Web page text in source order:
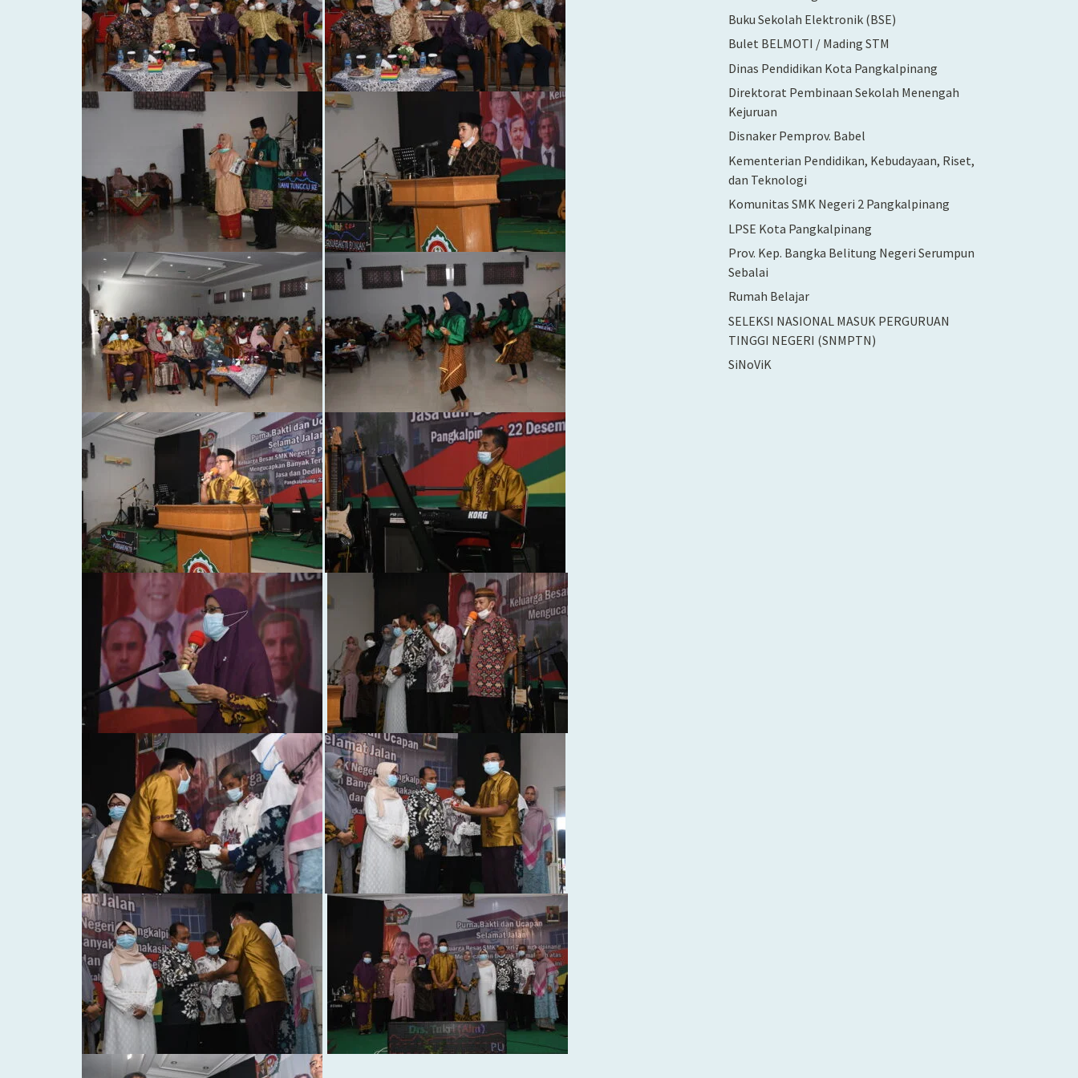
Buku Sekolah Elektronik (BSE)
Bulet BELMOTI / Mading STM
Dinas Pendidikan Kota Pangkalpinang
Direktorat Pembinaan Sekolah Menengah
Kejuruan
Disnaker Pemprov. Babel
Kementerian Pendidikan, Kebudayaan, Riset,
dan Teknologi
Komunitas SMK Negeri 2 Pangkalpinang
LPSE Kota Pangkalpinang
Prov. Kep. Bangka Belitung Negeri Serumpun
Sebalai
Rumah Belajar
SELEKSI NASIONAL MASUK PERGURUAN
TINGGI NEGERI (SNMPTN)
SiNoViK